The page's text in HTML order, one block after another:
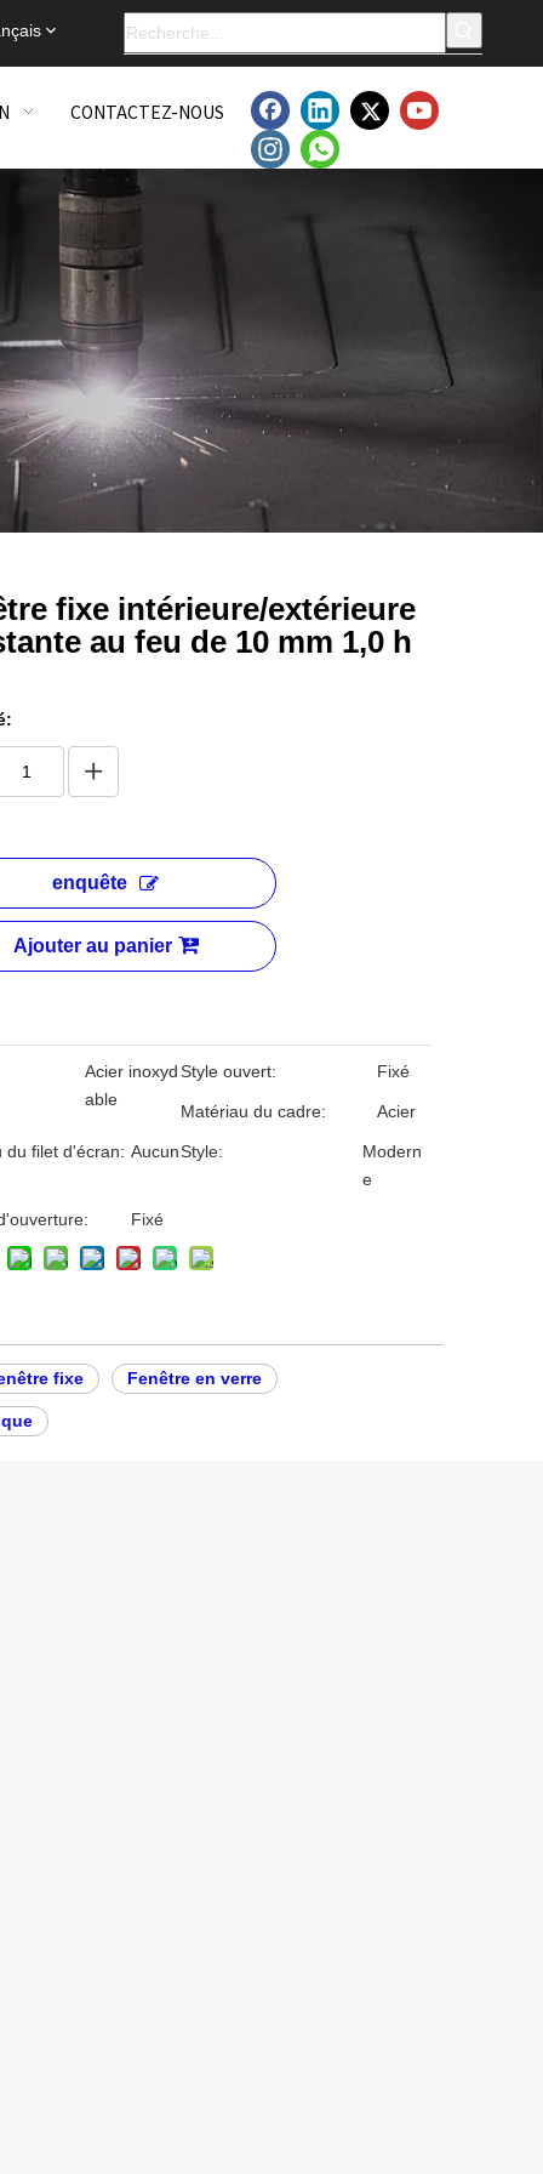
CONTACTEZ-NOUS
fixe intérieure/extérieure
au feu de 10 mm 1,0 h
enquête
Ajouter au panier
Acier inoxyd
able
Style ouvert: Fixé
Matériau du cadre: Acier
du filet d'écran: AucunStyle:
Modern
e
Fixé
fixe Fenêtre en verre